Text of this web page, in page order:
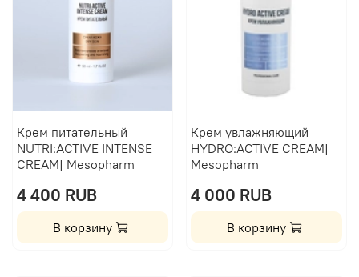
Крем питательный
NUTRI:ACTIVE INTENSE
CREAM| Mesopharm
4 400 RUB
В корзину
Крем увлажняющий
HYDRO:ACTIVE CREAM|
Mesopharm
4 000 RUB
В корзину